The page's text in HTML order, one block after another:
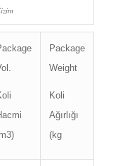
Package
Weight
Koli
Ağırlığı
(kg